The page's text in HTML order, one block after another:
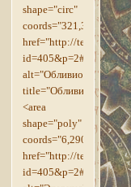
shape="circ"
coords="321,321,222"
href="http://
id=405&p=2#p1216"
alt="Обливион"
title="Обливион">
<area
shape="poly"
href="http://
id=405&p=2#p1217"